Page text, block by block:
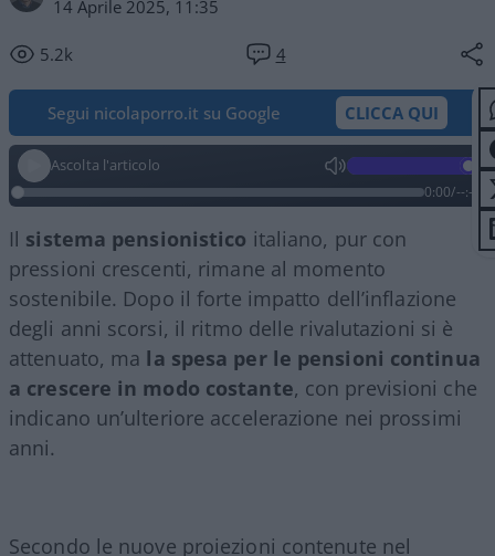
14 Aprile 2025, 11:35
5.2k 4
Segui nicolaporro.it su Google CLICCA QUI
Ascolta l'articolo
0:00/--:--
Il sistema pensionistico italiano, pur con
pressioni crescenti, rimane al momento
sostenibile. Dopo il forte impatto dell’inflazione
degli anni scorsi, il ritmo delle rivalutazioni si è
attenuato, ma la spesa per le pensioni continua
a crescere in modo costante, con previsioni che
indicano un’ulteriore accelerazione nei prossimi
anni.
Secondo le nuove proiezioni contenute nel